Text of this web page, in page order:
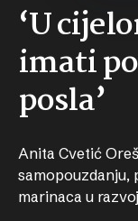
‘U
imati
posla’
Anita Cvetić
samopouzdanju,
marinaca u